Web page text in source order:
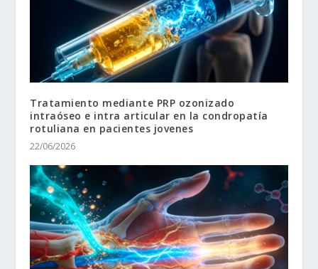
Tratamiento mediante PRP ozonizado
intraóseo e intra articular en la condropatía
rotuliana en pacientes jovenes
22/06/2026